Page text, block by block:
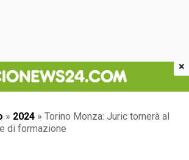
» 2024 » Torino Monza: Juric tornerà al
di formazione
×